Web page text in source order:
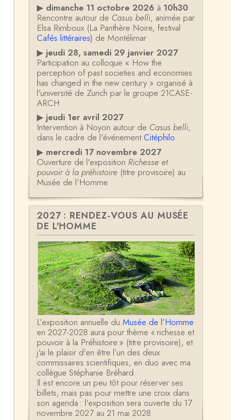
▶ dimanche 11 octobre 2026 à 10h30
Rencontre autour de Casus belli, animée par
Elsa Rimboux (La Panthère Noire, festival
Cafés littéraires) de Montélimar
▶ jeudi 28, samedi 29 janvier 2027
Participation au colloque « How the
perception of past societies and economies
has changed in the new century » organisé à
l'université de Zurich par le groupe 21CASE-
ARCH
▶ jeudi 1er avril 2027
Intervention à Noyon autour de Casus belli,
dans le cadre de l'événementCitéphilo
▶ mercredi 17 novembre 2027
Ouverture de l'exposition Richesse et
pouvoir à la préhistoire(titre provisoire) au
Musée de l'Homme
2027 : RENDEZ-VOUS AU MUSÉE
DE L'HOMME
L’exposition annuelle du Musée de l’Homme
en 2027-2028 aura pour thème « richesse et
pouvoir à la Préhistoire » (titre provisoire), et
j'ai le plaisir d'en être l’un des deux
commissaires scientifiques, en duo avec ma
collègue Stéphanie Bréhard.
Il est encore un peu tôt pour réserver ses
billets, mais pas pour mettre une croix dans
son agenda : l'exposition sera ouverte du 17
novembre 2027 au 21 mai 2028.